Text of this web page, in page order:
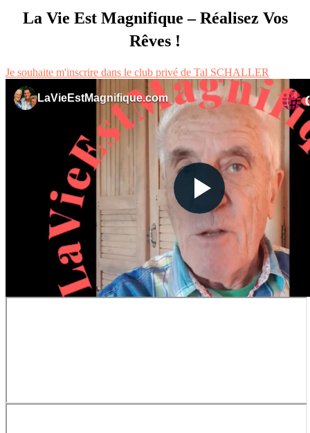
La Vie Est Magnifique – Réalisez Vos
Rêves !
Je souhaite m'inscrire dans le club privé de Tal SCHALLER